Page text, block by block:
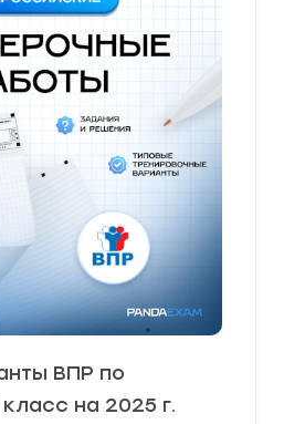
ВПР по
на 2025 г.